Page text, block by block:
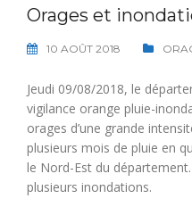
Orages et
10 AOÛT 2018
Jeudi 09/08/2018, le
vigilance orange pluie-
orages d’une grande
plusieurs mois de pluie en
le Nord-Est du
plusieurs inondations.